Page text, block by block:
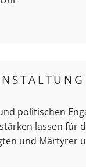
politischen
lassen für
und Märtyrer